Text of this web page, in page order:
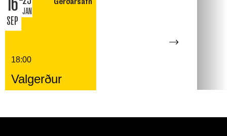
SEP
JAN
Gerðarsafn
18:00
Valgerður